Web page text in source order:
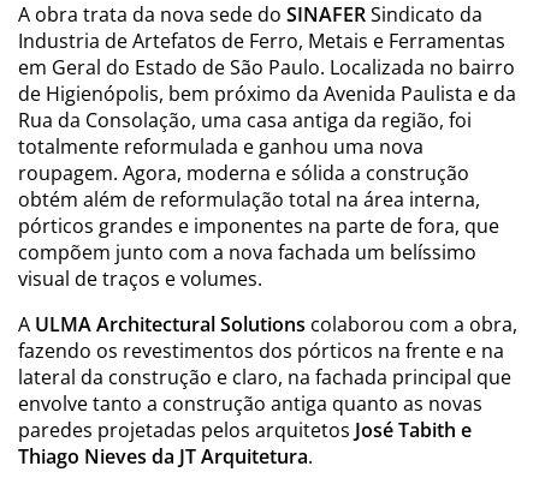
A obra trata da nova sede do SINAFERSindicato da
Industria de Artefatos de Ferro, Metais e Ferramentas
em Geral do Estado de São Paulo. Localizada no bairro
de Higienópolis, bem próximo da Avenida Paulista e da
Rua da Consolação, uma casa antiga da região, foi
totalmente reformulada e ganhou uma nova
roupagem. Agora, moderna e sólida a construção
obtém além de reformulação total na área interna,
pórticos grandes e imponentes na parte de fora, que
compõem junto com a nova fachada um belíssimo
visual de traços e volumes.
A ULMA Architectural Solutions colaborou com a obra,
fazendo os revestimentos dos pórticos na frente e na
lateral da construção e claro, na fachada principal que
envolve tanto a construção antiga quanto as novas
paredes projetadas pelos arquitetos José Tabith e
Thiago Nieves da JT Arquitetura.